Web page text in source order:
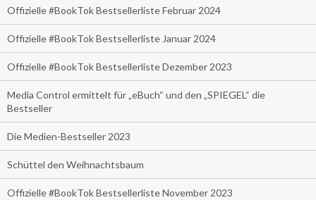
Offizielle #BookTok Bestsellerliste Februar 2024
Offizielle #BookTok Bestsellerliste Januar 2024
Offizielle #BookTok Bestsellerliste Dezember 2023
Media Control ermittelt für „eBuch“ und den „SPIEGEL“ die
Bestseller
Die Medien-Bestseller 2023
Schüttel den Weihnachtsbaum
Offizielle #BookTok Bestsellerliste November 2023